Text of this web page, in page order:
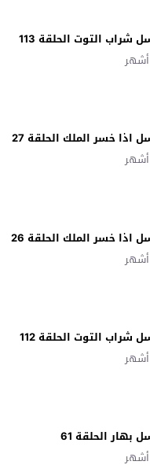
شراب التوت الحلقة 113
اذا خسر الملك الحلقة 27
اذا خسر الملك الحلقة 26
شراب التوت الحلقة 112
الحلقة 61